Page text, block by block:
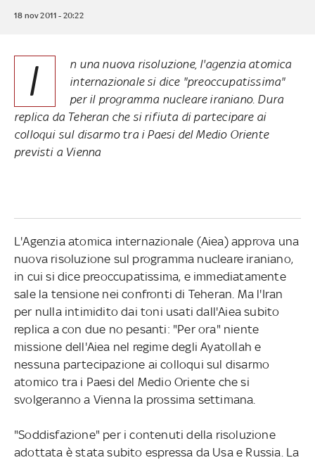
18 nov 2011 - 20:22
I
n una nuova risoluzione, l'agenzia atomica
internazionale si dice "preoccupatissima"
per il programma nucleare iraniano. Dura
replica da Teheran che si rifiuta di partecipare ai
colloqui sul disarmo tra i Paesi del Medio Oriente
previsti a Vienna
L'Agenzia atomica internazionale (Aiea) approva una
nuova risoluzione sul programma nucleare iraniano,
in cui si dice preoccupatissima, e immediatamente
sale la tensione nei confronti di Teheran. Ma l'Iran
per nulla intimidito dai toni usati dall'Aiea subito
replica a con due no pesanti: "Per ora" niente
missione dell'Aiea nel regime degli Ayatollah e
nessuna partecipazione ai colloqui sul disarmo
atomico tra i Paesi del Medio Oriente che si
svolgeranno a Vienna la prossima settimana.
"Soddisfazione" per i contenuti della risoluzione
adottata è stata subito espressa da Usa e Russia. La